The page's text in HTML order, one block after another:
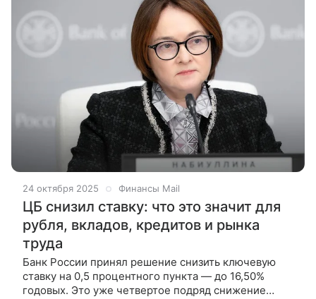
24 октября 2025 Финансы Mail
ЦБ снизил ставку: что это значит для
рубля, вкладов, кредитов и рынка
труда
Банк России принял решение снизить ключевую
ставку на 0,5 процентного пункта — до 16,50%
годовых. Это уже четвертое подряд снижение